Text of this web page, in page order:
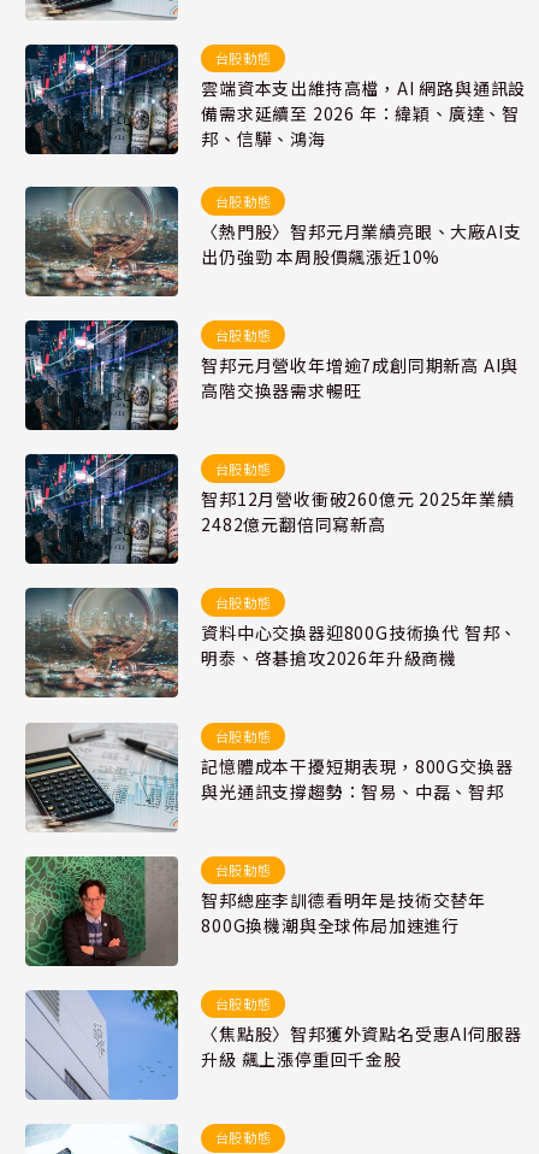
台股動態
雲端資本支出維持高檔，AI 網路與通訊設
備需求延續至 2026 年：緯穎、廣達、智
邦、信驊、鴻海
台股動態
〈熱門股〉智邦元月業績亮眼、大廠AI支
出仍強勁 本周股價飆漲近10%
台股動態
智邦元月營收年增逾7成創同期新高 AI與
高階交換器需求暢旺
台股動態
智邦12月營收衝破260億元 2025年業績
2482億元翻倍同寫新高
台股動態
資料中心交換器迎800G技術換代 智邦、
明泰、啓碁搶攻2026年升級商機
台股動態
記憶體成本干擾短期表現，800G交換器
與光通訊支撐趨勢：智易、中磊、智邦
台股動態
智邦總座李訓德看明年是技術交替年
800G換機潮與全球佈局加速進行
台股動態
〈焦點股〉智邦獲外資點名受惠AI伺服器
升級 飆上漲停重回千金股
台股動態